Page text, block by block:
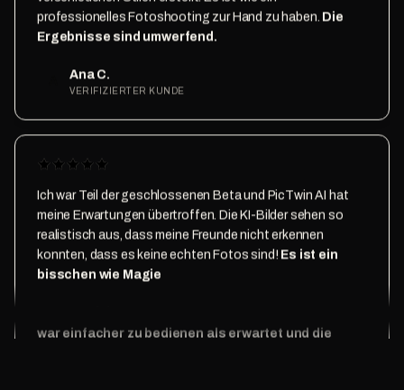
professionelles Fotoshooting zur Hand zu haben.
Die
Ergebnisse sind umwerfend.
VERIFIZIERTER KUNDE
Ich war Teil der geschlossenen Beta und PicTwin AI hat
meine Erwartungen übertroffen. Die KI-Bilder sehen so
realistisch aus, dass meine Freunde nicht erkennen
konnten, dass es keine echten Fotos sind!
Es ist ein
bisschen wie Magie
Josip hat mir kostenlosen Beta-Zugang zu PicTwin AI
A Ante L.
Ich konnte professionelle Bewerbungsfotos für mein
war einfacher zu bedienen als erwartet und die